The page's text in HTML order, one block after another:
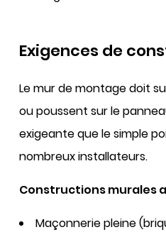
Exigences de
Le mur de montage doit
ou poussent sur le
exigeante que le simple
nombreux installateurs.
Constructions murales
Maçonnerie pleine